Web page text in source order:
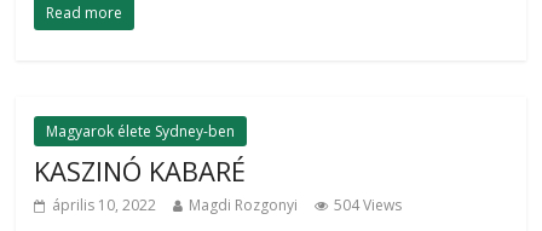
Read more
Magyarok élete Sydney-ben
KASZINÓ KABARÉ
április 10, 2022 Magdi Rozgonyi 504 Views